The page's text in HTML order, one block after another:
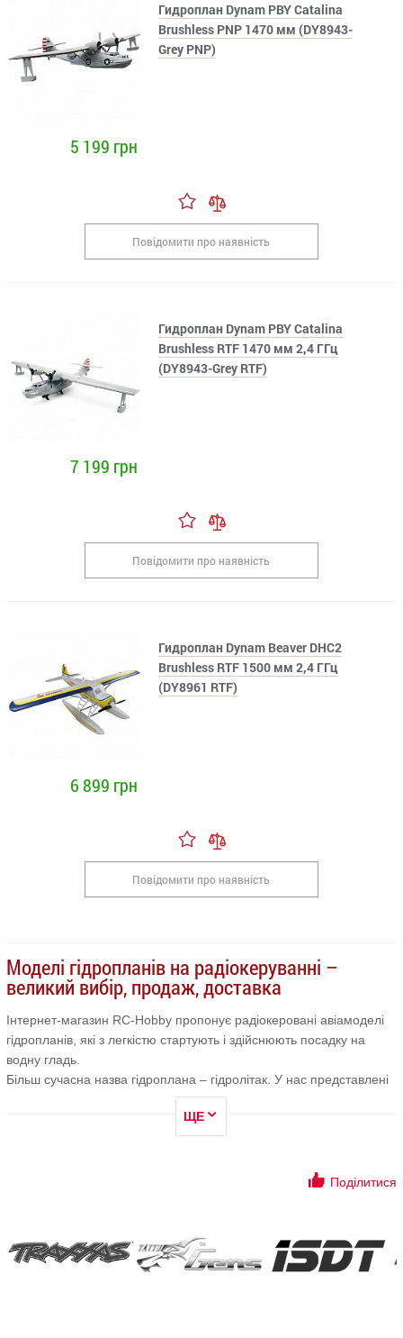
Гидроплан Dynam PBY Catalina
Brushless PNP 1470 мм (DY8943-
Grey PNP)
5 199 грн
Повідомити про наявність
Гидроплан Dynam PBY Catalina
Brushless RTF 1470 мм 2,4 ГГц
(DY8943-Grey RTF)
7 199 грн
Повідомити про наявність
Гидроплан Dynam Beaver DHC2
Brushless RTF 1500 мм 2,4 ГГц
(DY8961 RTF)
6 899 грн
Повідомити про наявність
Моделі гідропланів на радіокеруванні –
великий вибір, продаж, доставка
Інтернет-магазин RC-Hobby пропонує радіокеровані авіамоделі
гідропланів, які з легкістю стартують і здійснюють посадку на
водну гладь.
Більш сучасна назва гідроплана – гідролітак. У нас представлені
гідроплани в асортименті від відомих компаній-виробників. Якщо
виникли труднощі у виборі або потрібно порадитися з
компетентною людиною в цій сфері - звертайтеся! З радістю
Купити модель гідролітака в магазині RC-Hobby вигідно і
гарантія від виробника;
можливість покупки не тільки самих авіамоделей, а й
ЩЕ
Поділитися